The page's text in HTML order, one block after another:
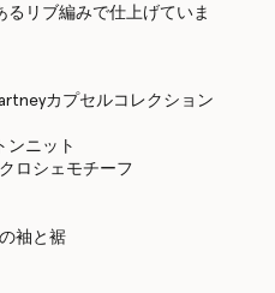
リブ編みで仕上げていま
カプセルコレクション
ンニット
ロシェモチーフ
袖と裾